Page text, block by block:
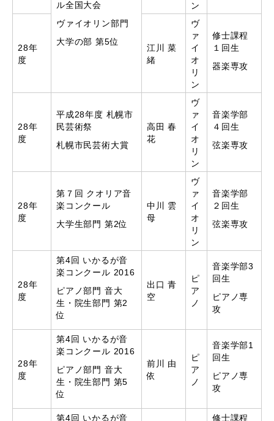
ル全国大会
ヴァイオリン部門
大学の部 第5位
ン
28年
度
江川 菜
緒
ヴ
ァ
イ
オ
リ
ン
修士課程
１回生
器楽専攻
28年
度
平成28年度 札幌市
民芸術祭
札幌市民芸術大賞
高田 春
花
ヴ
ァ
イ
オ
リ
ン
音楽学部
４回生
弦楽専攻
28年
度
第７回 クオリア音
楽コンクール
大学生部門 第2位
中川 雲
母
ヴ
ァ
イ
オ
リ
ン
音楽学部
２回生
弦楽専攻
28年
度
第4回 いかるが音
楽コンクール 2016
ピアノ部門 音大
生・院生部門 第2
位
出口 青
空
ピ
ア
ノ
音楽学部3
回生
ピアノ専
攻
28年
度
第4回 いかるが音
楽コンクール 2016
ピアノ部門 音大
生・院生部門 第5
位
前川 由
依
ピ
ア
ノ
音楽学部1
回生
ピアノ専
攻
第4回 いかるが音
修士課程